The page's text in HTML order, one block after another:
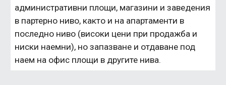
административни площи, магазини и заведения
в партерно ниво, както и на апартаменти в
последно ниво (високи цени при продажба и
ниски наемни), но запазване и отдаване под
наем на офис площи в другите нива.